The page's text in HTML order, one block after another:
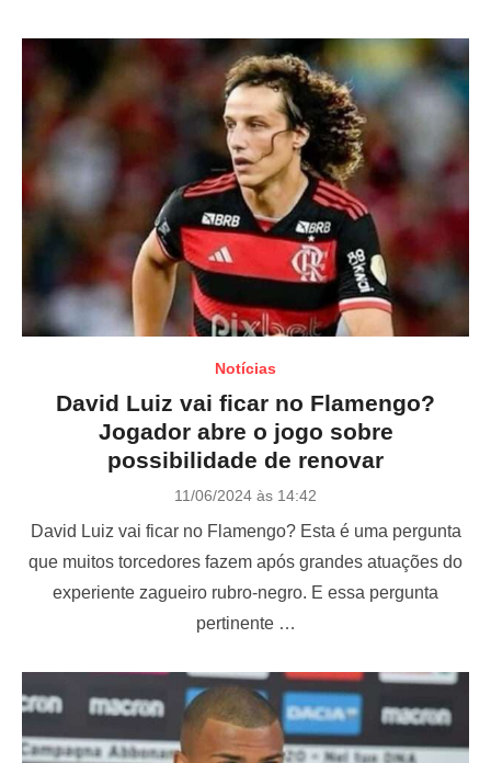
Notícias
David Luiz vai ficar no Flamengo?
Jogador abre o jogo sobre
possibilidade de renovar
P
s
e
d
11/06/2024 às 14:42
David Luiz vai ficar no Flamengo? Esta é uma pergunta
que muitos torcedores fazem após grandes atuações do
experiente zagueiro rubro-negro. E essa pergunta
pertinente …